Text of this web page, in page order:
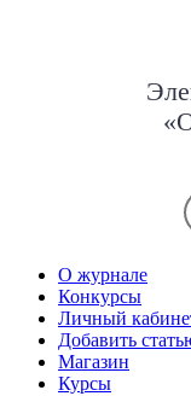
О журнале
Конкурсы
Личный
Добавить
Магазин
Курсы